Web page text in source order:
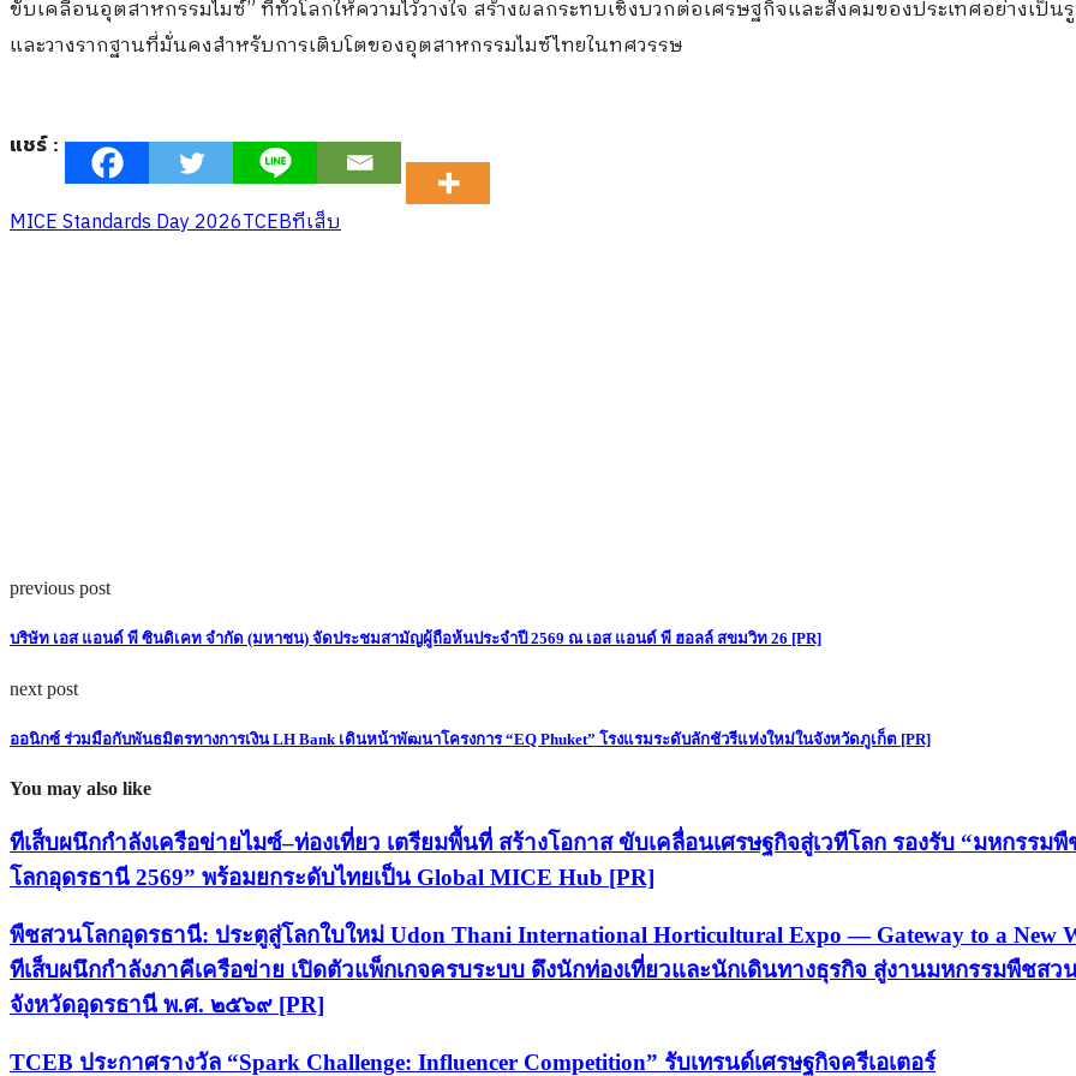
ขับเคลื่อนอุตสาหกรรมไมซ์” ที่ทั่วโลกให้ความไว้วางใจ สร้างผลกระทบเชิงบวกต่อเศรษฐกิจและสังคมของประเทศอย่างเป็น
และวางรากฐานที่มั่นคงสำหรับการเติบโตของอุตสาหกรรมไมซ์ไทยในทศวรรษ
แชร์ :
MICE Standards Day 2026TCEBทีเส็บ
previous post
บริษัท เอส แอนด์ พี ซินดิเคท จํากัด (มหาชน) จัดประชมสามัญผู้ถือห้นประจําปี 2569 ณ เอส แอนด์ พี ฮอลล์ สขมวิท 26 [PR]
next post
ออนิกซ์ ร่วมมือกับพันธมิตรทางการเงิน LH Bank เดินหน้าพัฒนาโครงการ “EQ Phuket” โรงแรมระดับลักชัวรีแห่งใหม่ในจังหวัดภูเก็ต [PR]
You may also like
ทีเส็บผนึกกำลังเครือข่ายไมซ์–ท่องเที่ยว เตรียมพื้นที่ สร้างโอกาส ขับเคลื่อนเศรษฐกิจสู่เวทีโลก รองรับ “มหกรรม
โลกอุดรธานี 2569” พร้อมยกระดับไทยเป็น Global MICE Hub [PR]
พืชสวนโลกอุดรธานี: ประตูสู่โลกใบใหม่ Udon Thani International Horticultural Expo — Gateway to a New
ทีเส็บผนึกกำลังภาคีเครือข่าย เปิดตัวแพ็กเกจครบระบบ ดึงนักท่องเที่ยวและนักเดินทางธุรกิจ สู่งานมหกรรมพืชสว
จังหวัดอุดรธานี พ.ศ. ๒๕๖๙ [PR]
TCEB ประกาศรางวัล “Spark Challenge: Influencer Competition” รับเทรนด์เศรษฐกิจครีเอเตอร์